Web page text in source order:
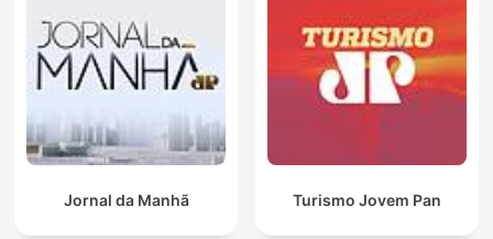
Jornal da Manhã Turismo Jovem Pan